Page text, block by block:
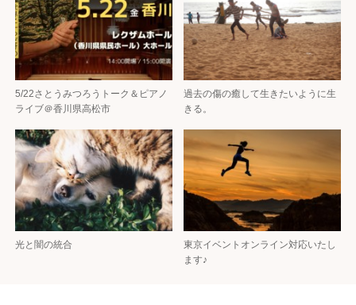
5/22さとうみつろうトーク＆ピアノ
ライブ＠香川県高松市
過去の傷の癒して生きたいように生
きる。
光と闇の統合
東京イベントオンライン対応いたし
ます♪